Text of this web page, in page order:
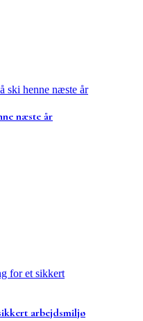
næste år
arbejdsmiljø